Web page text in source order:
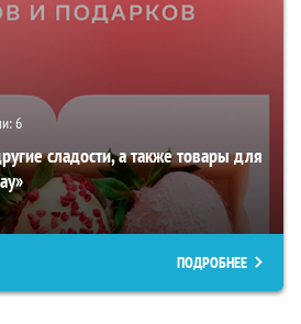
6
сладости, а также товары для
ПОДРОБНЕЕ